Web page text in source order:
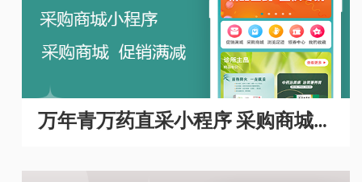
万年青万药直采小程序 采购商城A
PP开发